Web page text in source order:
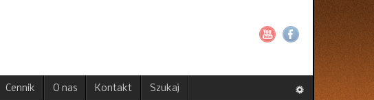
Cennik O nas Kontakt Szukaj